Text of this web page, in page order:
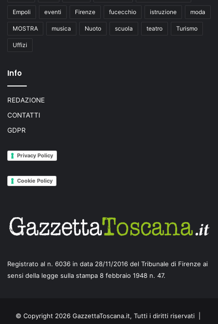
Empoli eventi Firenze fucecchio istruzione moda
MOSTRA musica Nuoto scuola teatro Turismo
Uffizi
Info
REDAZIONE
CONTATTI
GDPR
Privacy Policy
Cookie Policy
Registrato al n. 6036 in data 28/11/2016 del Tribunale di Firenze ai
sensi della legge sulla stampa 8 febbraio 1948 n. 47.
© Copyright 2026 GazzettaToscana.it, Tutti i diritti riservati |